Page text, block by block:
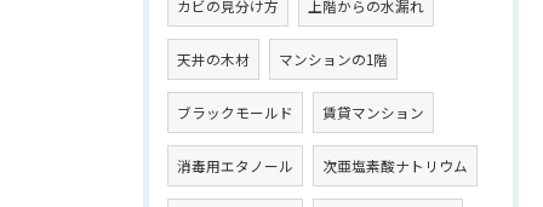
カビの見分け方 上階からの水漏れ
天井の木材 マンションの1階
ブラックモールド 賃貸マンション
消毒用エタノール 次亜塩素酸ナトリウム